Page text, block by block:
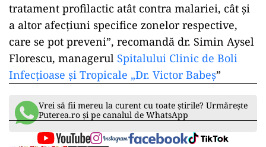
tratament profilactic atât contra malariei, cât şi
a altor afecţiuni specifice zonelor respective,
care se pot preveni”, recomandă dr. Simin Aysel
Florescu, managerul Spitalului Clinic de Boli
Infecţioase şi Tropicale „Dr. Victor Babeş”
Vrei să fii mereu la curent cu toate știrile? Urmărește
Puterea.ro și pe canalul de WhatsApp